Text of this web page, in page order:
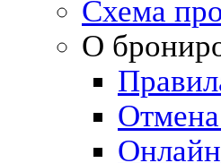
Схема
О